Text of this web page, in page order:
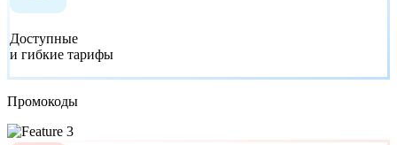
Доступные
и гибкие тарифы
Промокоды